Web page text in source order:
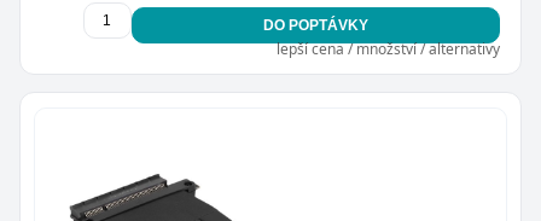
DO POPTÁVKY
lepší cena / množství / alternativy